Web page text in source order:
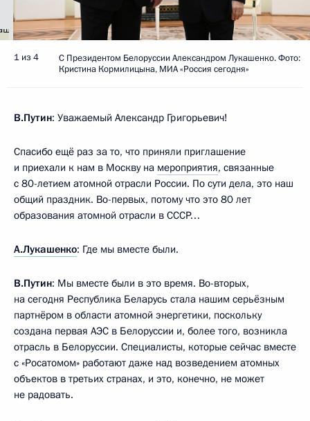
1 из 4
С Президентом Белоруссии Александром Лукашенко. Фото:
Кристина Кормилицына, МИА «Россия сегодня»
В.Путин: Уважаемый Александр Григорьевич!
Спасибо ещё раз за то, что приняли приглашение
и приехали к нам в Москву на мероприятия, связанные
с 80-летием атомной отрасли России. По сути дела, это наш
общий праздник. Во-первых, потому что это 80 лет
образования атомной отрасли в СССР…
А.Лукашенко: Где мы вместе были.
В.Путин: Мы вместе были в это время. Во-вторых,
на сегодня Республика Беларусь стала нашим серьёзным
партнёром в области атомной энергетики, поскольку
создана первая АЭС в Белоруссии и, более того, возникла
отрасль в Белоруссии. Специалисты, которые сейчас вместе
с «Росатомом» работают даже над возведением атомных
объектов в третьих странах, и это, конечно, не может
не радовать.